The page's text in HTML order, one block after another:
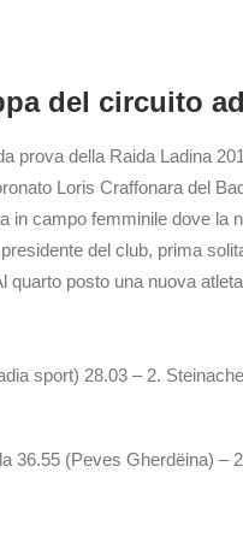
del circuito
prova della Raida Ladina
Loris Craffonara del
in campo femminile dove la
del club, prima
quarto posto una nuova
sport) 28.03 – 2.
36.55 (Peves Gherdëina) –